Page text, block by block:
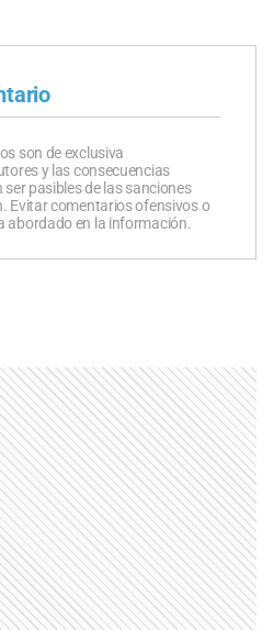
son de exclusiva
y las consecuencias
pasibles de las sanciones
Evitar comentarios ofensivos o
abordado en la información.